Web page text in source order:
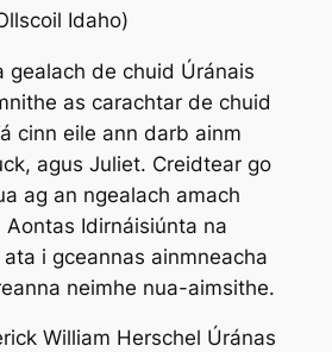
Idaho)
gealach de chuid Úránais
as carachtar de chuid
cinn eile ann darb ainm
agus Juliet. Creidtear go
ag an ngealach amach
Aontas Idirnáisiúnta na
i gceannas ainmneacha
neimhe nua-aimsithe.
William Herschel Úránas